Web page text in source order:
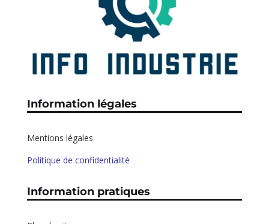
Information légales
Mentions légales
Politique de confidentialité
Information pratiques